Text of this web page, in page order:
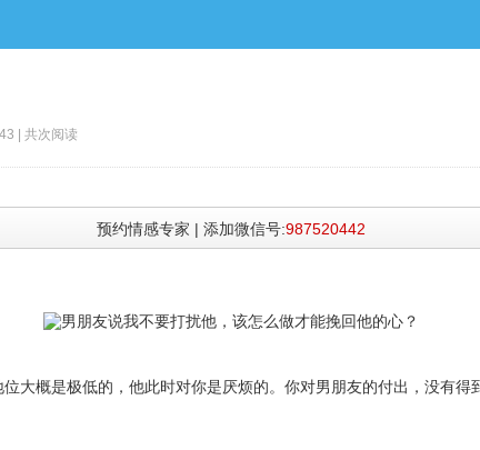
| 共次阅读
预约情感专家 | 添加微信号:987520442
概是极低的，他此时对你是厌烦的。你对男朋友的付出，没有